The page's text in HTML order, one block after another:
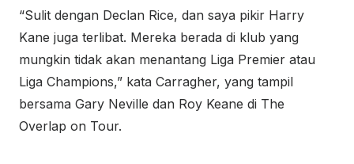
“Sulit dengan Declan Rice, dan saya pikir Harry
Kane juga terlibat. Mereka berada di klub yang
mungkin tidak akan menantang Liga Premier atau
Liga Champions,” kata Carragher, yang tampil
bersama Gary Neville dan Roy Keane di The
Overlap on Tour.